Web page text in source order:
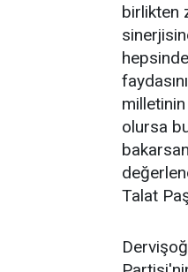
birlikten
olursa
Talat